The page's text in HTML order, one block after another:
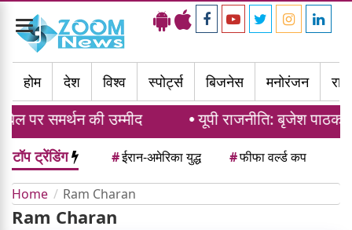
Toggle
navigation
होम
देश विश्व स्पोर्ट्स बिजनेस मनोरंजन
पर समर्थन की उम्मीद यूपी राजनीति: बृजेश पाठक
टॉप ट्रेंडिंग #ईरान-अमेरिका युद्ध #फीफा वर्ल्ड कप
Home Ram Charan
Ram Charan